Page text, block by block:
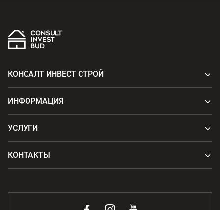
КОНСАЛТ ИНВЕСТ СТРОЙ
ИНФОРМАЦИЯ
УСЛУГИ
КОНТАКТЫ